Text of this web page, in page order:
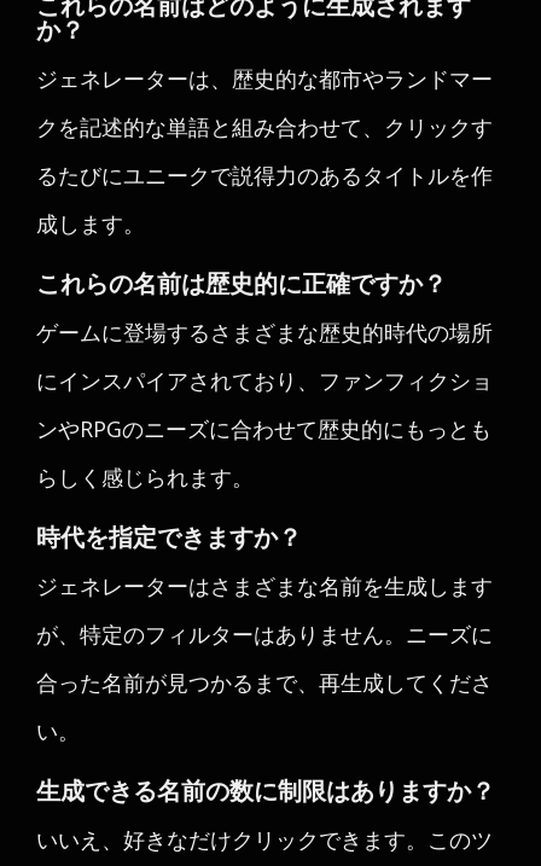
か？
ジェネレーターは、歴史的な都市やランドマー
クを記述的な単語と組み合わせて、クリックす
るたびにユニークで説得力のあるタイトルを作
成します。
これらの名前は歴史的に正確ですか？
ゲームに登場するさまざまな歴史的時代の場所
にインスパイアされており、ファンフィクショ
ンやRPGのニーズに合わせて歴史的にもっとも
らしく感じられます。
時代を指定できますか？
ジェネレーターはさまざまな名前を生成します
が、特定のフィルターはありません。ニーズに
合った名前が見つかるまで、再生成してくださ
い。
生成できる名前の数に制限はありますか？
いいえ、好きなだけクリックできます。このツ